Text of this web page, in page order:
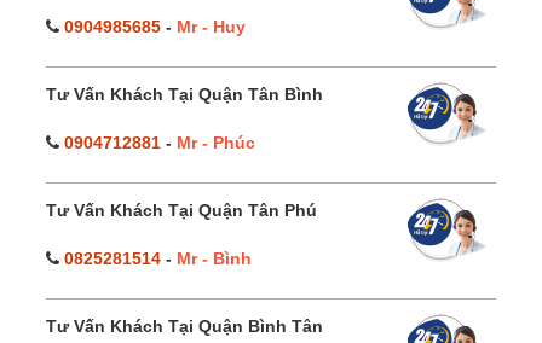
0904985685 - Mr - Huy
Tư Vấn Khách Tại Quận Tân Bình
0904712881 - Mr - Phúc
Tư Vấn Khách Tại Quận Tân Phú
0825281514 - Mr - Bình
Tư Vấn Khách Tại Quận Bình Tân